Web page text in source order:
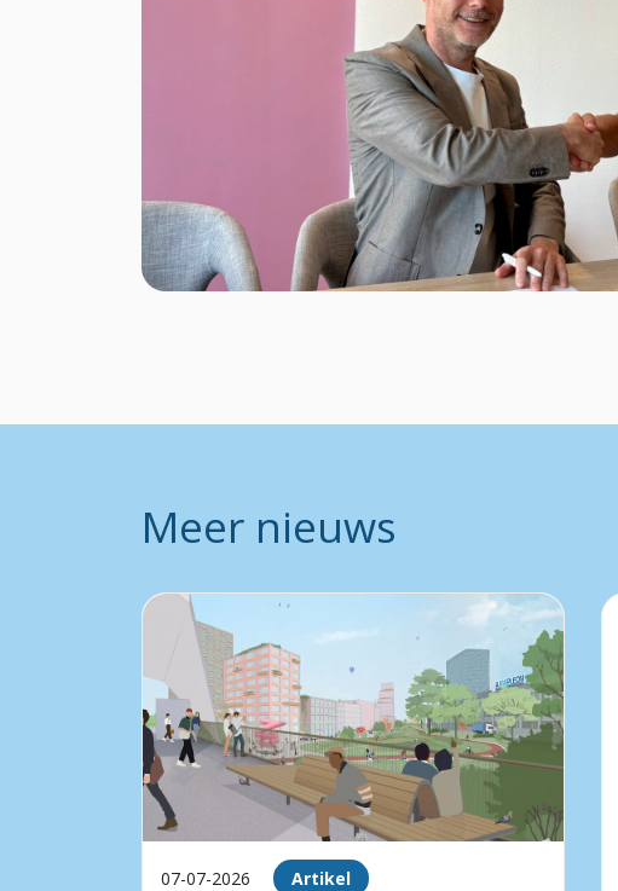
Meer nieuws
07-07-2026 Artikel